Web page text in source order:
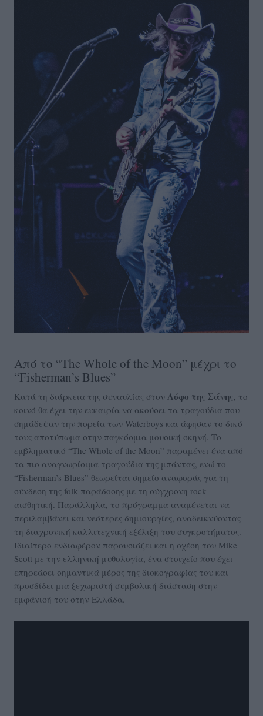
Από το “The Whole of the Moon” μέχρι το
“Fisherman’s Blues”
Κατά τη διάρκεια της συναυλίας στον Λόφο της Σάνης , το
κοινό θα έχει την ευκαιρία να ακούσει τα τραγούδια που
σημάδεψαν την πορεία των Waterboys και άφησαν το δικό
τους αποτύπωμα στην παγκόσμια μουσική σκηνή. Το
εμβληματικό “The Whole of the Moon” παραμένει ένα από
τα πιο αναγνωρίσιμα τραγούδια της μπάντας, ενώ το
“Fisherman’s Blues” θεωρείται σημείο αναφοράς για τη
σύνδεση της folk παράδοσης με τη σύγχρονη rock
αισθητική. Παράλληλα, το πρόγραμμα αναμένεται να
περιλαμβάνει και νεότερες δημιουργίες, αναδεικνύοντας
τη διαχρονική καλλιτεχνική εξέλιξη του συγκροτήματος.
Ιδιαίτερο ενδιαφέρον παρουσιάζει και η σχέση του Mike
Scott με την ελληνική μυθολογία, ένα στοιχείο που έχει
επηρεάσει σημαντικά μέρος της δισκογραφίας του και
προσδίδει μια ξεχωριστή συμβολική διάσταση στην
εμφάνισή του στην Ελλάδα.